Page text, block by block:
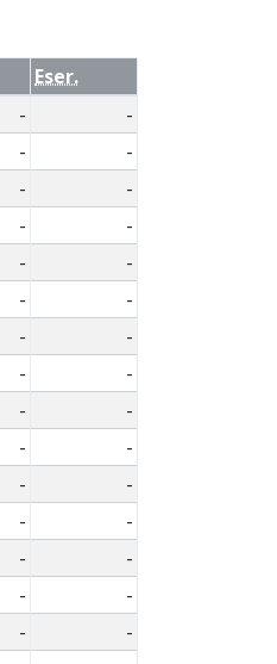
Eser.
-
-
-
-
-
-
-
-
-
-
-
-
-
-
-
-
-
-
-
-
-
-
-
-
-
-
-
-
-
-